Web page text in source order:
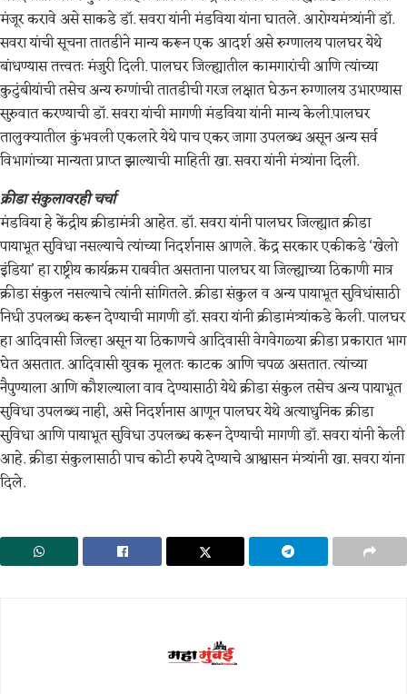
मंजूर करावे असे साकडे डॉ. सवरा यांनी मंडविया यांना घातले. आरोग्यमंत्र्यांनी डॉ.
सवरा यांची सूचना तातडीने मान्य करून एक आदर्श असे रुग्णालय पालघर येथे
बांधण्यास तत्त्वतः मंजुरी दिली. पालघर जिल्ह्यातील कामगारांची आणि त्यांच्या
कुटुंबीयांची तसेच अन्य रुग्णांची तातडीची गरज लक्षात घेऊन रुग्णालय उभारण्यास
सुरुवात करण्याची डॉ. सवरा यांची मागणी मंडविया यांनी मान्य केली.पालघर
तालुक्यातील कुंभवली एकलारे येथे पाच एकर जागा उपलब्ध असून अन्य सर्व
विभागांच्या मान्यता प्राप्त झाल्याची माहिती खा. सवरा यांनी मंत्र्यांना दिली.
क्रीडा संकुलावरही चर्चा
मंडविया हे केंद्रीय क्रीडामंत्री आहेत. डॉ. सवरा यांनी पालघर जिल्ह्यात क्रीडा
पायाभूत सुविधा नसल्याचे त्यांच्या निदर्शनास आणले. केंद्र सरकार एकीकडे ‘खेलो
इंडिया’ हा राष्ट्रीय कार्यक्रम राबवीत असताना पालघर या जिल्ह्याच्या ठिकाणी मात्र
क्रीडा संकुल नसल्याचे त्यांनी सांगितले. क्रीडा संकुल व अन्य पायाभूत सुविधांसाठी
निधी उपलब्ध करून देण्याची मागणी डॉ. सवरा यांनी क्रीडामंत्र्यांकडे केली. पालघर
हा आदिवासी जिल्हा असून या ठिकाणचे आदिवासी वेगवेगळ्या क्रीडा प्रकारात भाग
घेत असतात. आदिवासी युवक मूलतः काटक आणि चपळ असतात. त्यांच्या
नैपुण्याला आणि कौशल्याला वाव देण्यासाठी येथे क्रीडा संकुल तसेच अन्य पायाभूत
सुविधा उपलब्ध नाही, असे निदर्शनास आणून पालघर येथे अत्याधुनिक क्रीडा
सुविधा आणि पायाभूत सुविधा उपलब्ध करून देण्याची मागणी डॉ. सवरा यांनी केली
आहे. क्रीडा संकुलासाठी पाच कोटी रुपये देण्याचे आश्वासन मंत्र्यांनी खा. सवरा यांना
दिले.